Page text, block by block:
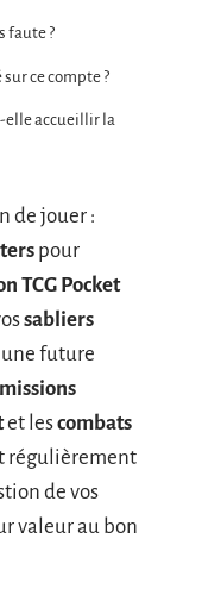
faute ?
ce compte ?
elle accueillir la
de jouer :
pour
TCG Pocket
sabliers
future
missions
et lescombats
régulièrement
de vos
valeur au bon